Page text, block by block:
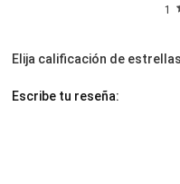
1
Elija calificación de
Escribe tu reseña: